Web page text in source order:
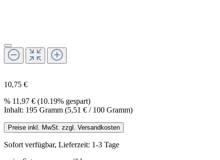
10,75 €
% 11,97 € (10.19% gespart)
Inhalt: 195 Gramm (5,51 € / 100 Gramm)
Preise inkl. MwSt. zzgl. Versandkosten
Sofort verfügbar, Lieferzeit: 1-3 Tage